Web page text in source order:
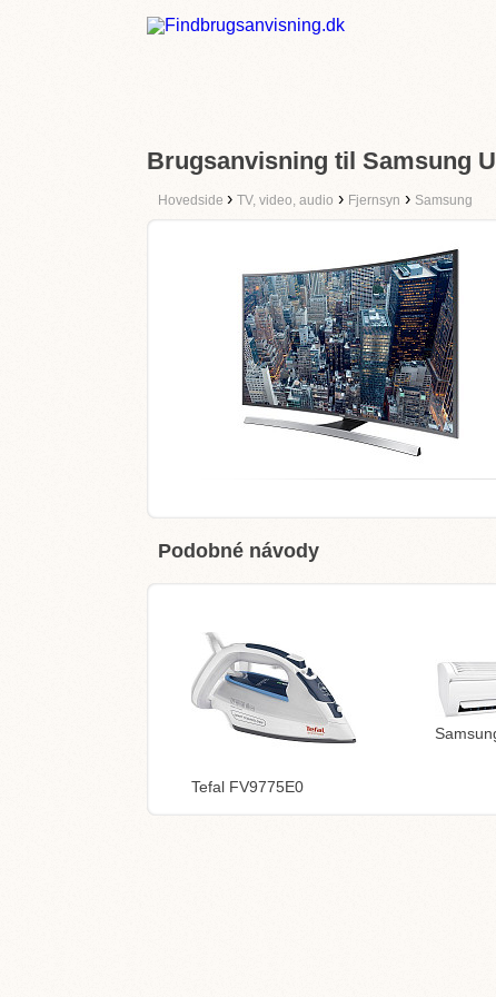
Brugsanvisning til Samsung
Hovedside › TV, video, audio › Fjernsyn › Samsung
Podobné návody
Tefal FV9775E0